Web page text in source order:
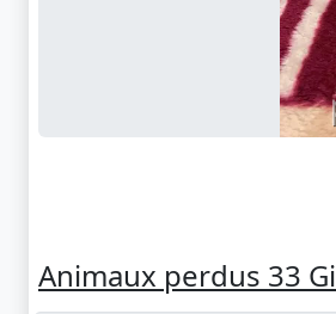
Animaux perdus 33